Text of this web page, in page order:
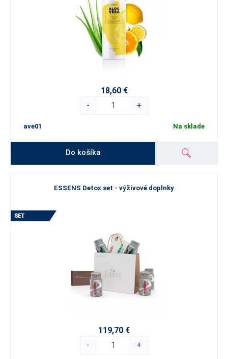
18,60 €
-
+
ave01 Na sklade
Do košíka
ESSENS Detox set - výživové doplnky
119,70 €
-
+